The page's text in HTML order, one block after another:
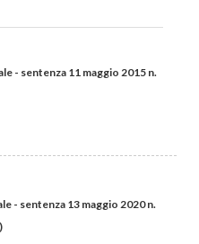
- sentenza 11 maggio 2015 n.
- sentenza 13 maggio 2020 n.